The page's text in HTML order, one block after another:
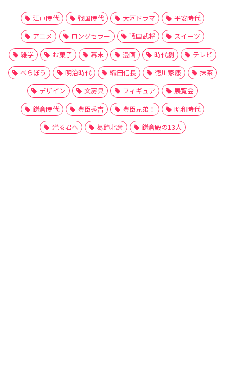
江戸時代 戦国時代 大河ドラマ
平安時代
アニメ
ロングセラー 戦国武将
スイーツ
雑学
お菓子 幕末 漫画 時代劇
テレビ
べらぼう
明治時代 織田信長 徳川家康
抹茶
デザイン
文房具 フィギュア
展覧会
鎌倉時代
豊臣秀吉 豊臣兄弟！
昭和時代
光る君へ
葛飾北斎 鎌倉殿の13人